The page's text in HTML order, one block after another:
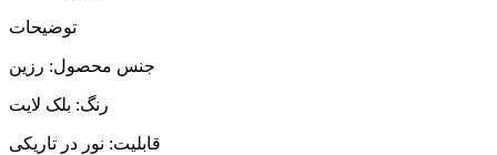
توضیحات
جنس محصول: رزین
رنگ: بلک لایت
قابلیت: نور در تاریکی